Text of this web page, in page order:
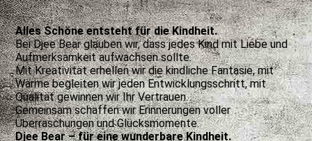
Alles Schöne entsteht für die Kindheit.
Bei Djee Bear glauben wir, dass jedes Kind mit Liebe und
Aufmerksamkeit aufwachsen sollte.
Mit Kreativität erhellen wir die kindliche Fantasie, mit
Wärme begleiten wir jeden Entwicklungsschritt, mit
Qualität gewinnen wir Ihr Vertrauen.
Gemeinsam schaffen wir Erinnerungen voller
Überraschungen und Glücksmomente.
Djee Bear – für eine wunderbare Kindheit.